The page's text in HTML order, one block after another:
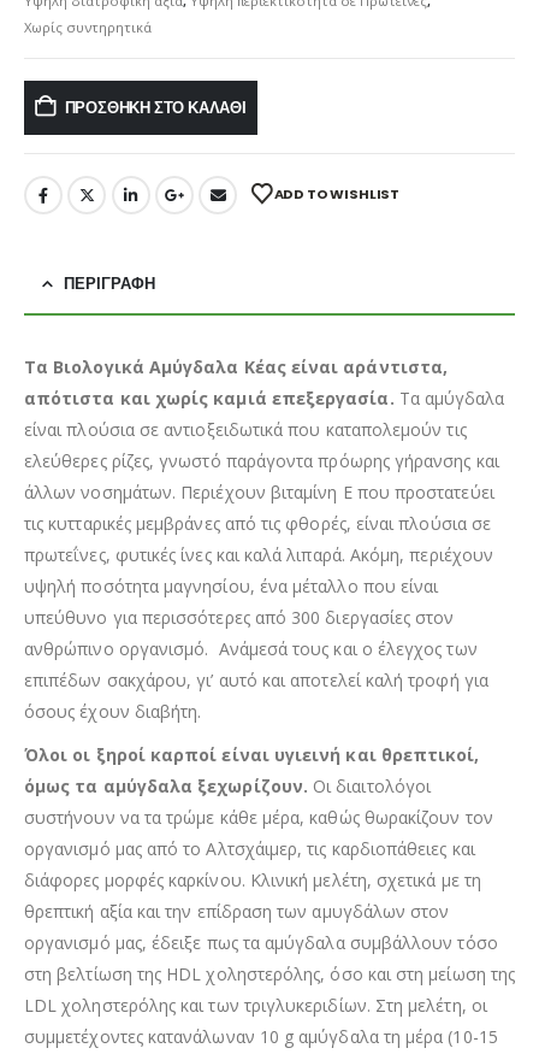
Χωρίς συντηρητικά
ΠΡΟΣΘΉΚΗ ΣΤΟ ΚΑΛΆΘΙ
ADD TO WISHLIST
ΠΕΡΙΓΡΑΦΉ
Τα Βιολογικά Αμύγδαλα Κέας είναι αράντιστα,
απότιστα και χωρίς καμιά επεξεργασία. Τα αμύγδαλα
είναι πλούσια σε αντιοξειδωτικά που καταπολεμούν τις
ελεύθερες ρίζες, γνωστό παράγοντα πρόωρης γήρανσης και
άλλων νοσημάτων. Περιέχουν βιταμίνη Ε που προστατεύει
τις κυτταρικές μεμβράνες από τις φθορές, είναι πλούσια σε
πρωτεΐνες, φυτικές ίνες και καλά λιπαρά. Ακόμη, περιέχουν
υψηλή ποσότητα μαγνησίου, ένα μέταλλο που είναι
υπεύθυνο για περισσότερες από 300 διεργασίες στον
ανθρώπινο οργανισμό. Ανάμεσά τους και ο έλεγχος των
επιπέδων σακχάρου, γι’ αυτό και αποτελεί καλή τροφή για
όσους έχουν διαβήτη.
Όλοι οι ξηροί καρποί είναι υγιεινή και θρεπτικοί,
όμως τα αμύγδαλα ξεχωρίζουν. Οι διαιτολόγοι
συστήνουν να τα τρώμε κάθε μέρα, καθώς θωρακίζουν τον
οργανισμό μας από το Αλτσχάιμερ, τις καρδιοπάθειες και
διάφορες μορφές καρκίνου. Κλινική μελέτη, σχετικά με τη
θρεπτική αξία και την επίδραση των αμυγδάλων στον
οργανισμό μας, έδειξε πως τα αμύγδαλα συμβάλλουν τόσο
στη βελτίωση της HDL χοληστερόλης, όσο και στη μείωση της
LDL χοληστερόλης και των τριγλυκεριδίων. Στη μελέτη, οι
συμμετέχοντες κατανάλωναν 10 g αμύγδαλα τη μέρα (10-15